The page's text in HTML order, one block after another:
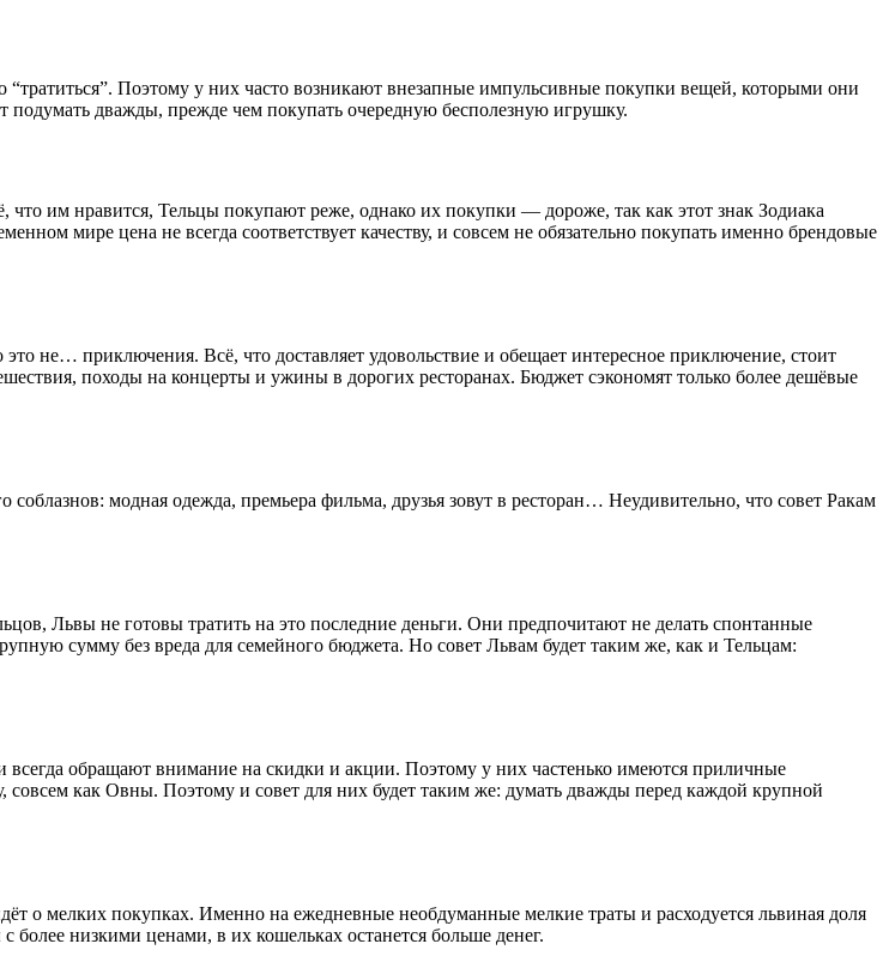
Поэтому у них часто возникают внезапные импульсивные покупки вещей, которыми они
подумать дважды, прежде чем покупать очередную бесполезную игрушку.
им нравится, Тельцы покупают реже, однако их покупки — дороже, так как этот знак Зодиака
мире цена не всегда соответствует качеству, и совсем не обязательно покупать именно брендовые
не… приключения. Всё, что доставляет удовольствие и обещает интересное приключение, стоит
походы на концерты и ужины в дорогих ресторанах. Бюджет сэкономят только более дешёвые
модная одежда, премьера фильма, друзья зовут в ресторан… Неудивительно, что совет Ракам
Львы не готовы тратить на это последние деньги. Они предпочитают не делать спонтанные
сумму без вреда для семейного бюджета. Но совет Львам будет таким же, как и Тельцам:
обращают внимание на скидки и акции. Поэтому у них частенько имеются приличные
как Овны. Поэтому и совет для них будет таким же: думать дважды перед каждой крупной
о мелких покупках. Именно на ежедневные необдуманные мелкие траты и расходуется львиная доля
низкими ценами, в их кошельках останется больше денег.